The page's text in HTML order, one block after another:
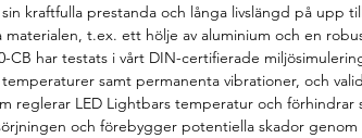
kraftfulla prestanda och långa livslängd på upp
t.ex. ett hölje av aluminium och en
CB har testats i vårt DIN-certifierade
samt permanenta vibrationer, och
reglerar LED Lightbars temperatur och förhindrar
och förebygger potentiella skador